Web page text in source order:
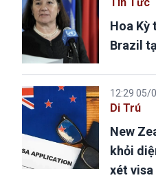
Hoa Kỳ
Brazil
12:29 05/
Di Trú
New
khỏi
xét